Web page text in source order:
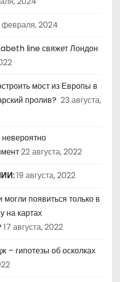
февраля, 2024
line свяжет Лондон
мост из Европы в
пролив? 23 августа,
22 августа, 2022
19 августа, 2022
появиться только в
на картах
17 августа, 2022
– гипотезы об осколках